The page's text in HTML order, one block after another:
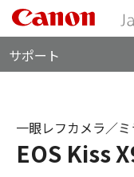
サポート
EOS Kiss
一眼レフカメラ／